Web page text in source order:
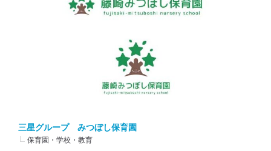
三星グループ みつぼし保育園
保育園・学校・教育